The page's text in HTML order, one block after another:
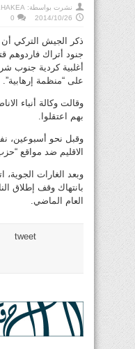
نشرت بواسطة:
2014/10/26
0
ذكر الجيش التركي أن
جنود أتراك فاردوهم
أغلبية كردية جنوب
على “منظمة إرهابية”.
وقالت وكالة أنباء
بهم اعتقلوا.
وقبل نحو أسبوعين،
الاقليم ضد مواقع
وبعد الغارات الجوية،
بانتهاك وقف إطلاق
العام الماضي.
tweet